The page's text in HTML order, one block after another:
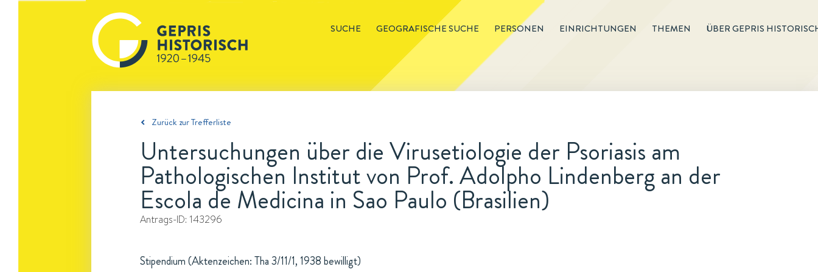
SUCHE GEOGRAFISCHE SUCHE PERSONEN EINRICHTUNGEN THEMEN ÜBER GEPRIS
Zurück zur Trefferliste
Untersuchungen über die Virusetiologie der Psoriasis am
Pathologischen Institut von Prof. Adolpho Lindenberg an der
Escola de Medicina in Sao Paulo (Brasilien)
Antrags-ID: 143296
Stipendium (Aktenzeichen: Tha 3/11/1, 1938 bewilligt)